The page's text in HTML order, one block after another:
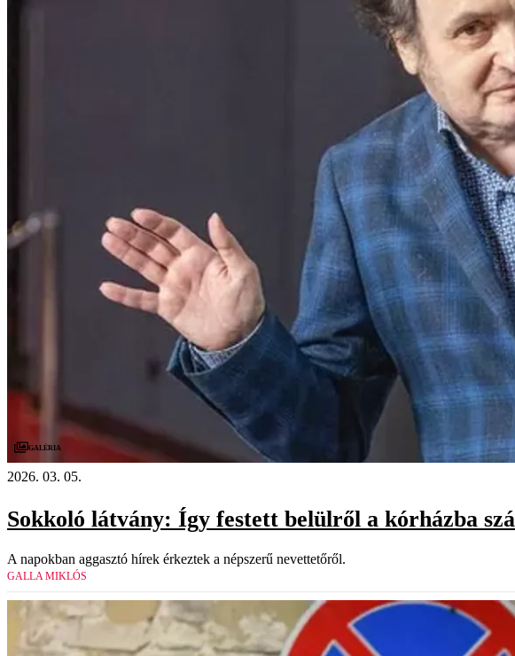
Galéria
2026. 03. 05.
Sokkoló látvány: Így festett belülről a kórházba
A napokban aggasztó hírek érkeztek a népszerű nevettetőről.
GALLA MIKLÓS